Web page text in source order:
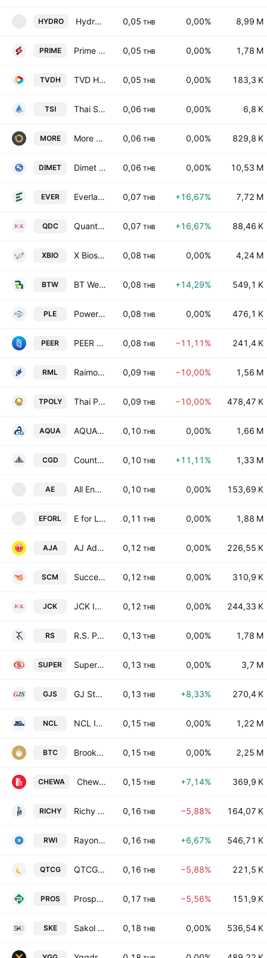
HYDRO Hydrotek Public Co,. Ltd. 0,05 THB 0,00% 8,99 M
PRIME Prime Road Power Public Co. Ltd. 0,05 THB 0,00% 1,78 M
TVDH TVD Holdings Public Company Limited 0,05 THB 0,00% 183,3 K
TSI Thai Setakij Insurance Public Co., Ltd. 0,06 THB 0,00% 6,8 K
MORE More Return Public Co. Ltd. 0,06 THB 0,00% 829,8 K
DIMET Dimet (Siam) Public Co. Ltd. 0,06 THB 0,00% 10,53 M
EVER Everland Public Co. Ltd. 0,07 THB +16,67% 7,72 M
QDC Quantum D C Public Company Limited 0,07 THB +16,67% 88,46 K
XBIO X Bioscience Public Company Limited 0,08 THB 0,00% 4,24 M
BTW BT Wealth Industries PCL 0,08 THB +14,29% 549,1 K
PLE Power Line Engineering Public Co., Ltd. 0,08 THB 0,00% 476,1 K
PEER PEER FOR YOU PUBLIC COMPANY LIMITED 0,08 THB −11,11% 241,4 K
RML Raimon Land Public Co Ltd 0,09 THB −10,00% 1,56 M
TPOLY Thai Polycons Public Company Limited 0,09 THB −10,00% 478,47 K
AQUA AQUA Corp. Public Co. Ltd. 0,10 THB 0,00% 1,66 M
CGD Country Group Development Public Co. Ltd. 0,10 THB +11,11% 1,33 M
AE All Energy & Utilities Public Company Limited 0,10 THB 0,00% 153,69 K
EFORL E for L Aim Public Co., Ltd. 0,11 THB 0,00% 1,88 M
AJA AJ Advance Technology Public Company Ltd 0,12 THB 0,00% 226,55 K
SCM Successmore Being Public Co Limited 0,12 THB 0,00% 310,9 K
JCK JCK International Public Co. Ltd. 0,12 THB 0,00% 244,33 K
RS R.S. Public Co. Ltd. 0,13 THB 0,00% 1,78 M
SUPER Super Energy Corporation Public Company Limited 0,13 THB 0,00% 3,7 M
GJS GJ Steel Public Co., Ltd. 0,13 THB +8,33% 270,4 K
NCL NCL International Logistics Co., Ltd. 0,15 THB 0,00% 1,22 M
BTC Brooker Group Public Co. Ltd. 0,15 THB 0,00% 2,25 M
CHEWA Chewathai Public Company Ltd 0,15 THB +7,14% 369,9 K
RICHY Richy Place 2002 Public Co. Ltd. 0,16 THB −5,88% 164,07 K
RWI Rayong Wire Industries PCL 0,16 THB +6,67% 546,71 K
QTCG QTCG Public Company Limited 0,16 THB −5,88% 221,5 K
PROS Prosper Engineering Public Company Limited 0,17 THB −5,56% 151,9 K
SKE Sakol Energy Public Company Ltd 0,18 THB 0,00% 536,54 K